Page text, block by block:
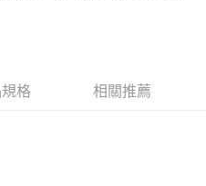
)免運費
格 相關推薦